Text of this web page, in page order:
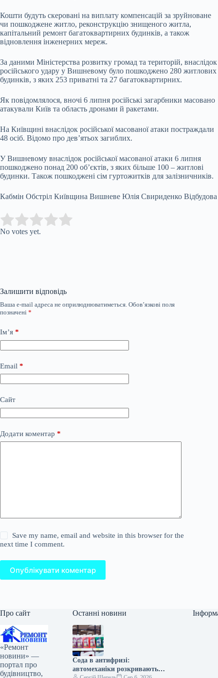
Кошти будуть скеровані на виплату компенсацій за зруйноване
чи пошкоджене житло, реконструкцію знищеного житла,
капітальний ремонт багатоквартирних будинків, а також
відновлення інженерних мереж.
За даними Міністерства розвитку громад та територій, внаслідок
російського удару у Вишневому було пошкоджено 280 житлових
будинків, з яких 253 приватні та 27 багатоквартирних.
Як повідомлялося, вночі 6 липня російські загарбники масовано
атакували Київ та область дронами й ракетами.
На Київщині внаслідок російської масованої атаки постраждали
48 осіб. Відомо про дев’ятьох загиблих.
У Вишневому внаслідок російської масованої атаки 6 липня
пошкоджено понад 200 об’єктів, з яких більше 100 – житлові
будинки. Також пошкоджені сім гуртожитків для залізничників.
Кабмін Обстріл Київщина Вишневе Юлія Свириденко Відбудова
Rate this item:
No votes yet.
Залишити відповідь
Ваша e-mail адреса не оприлюднюватиметься. Обов’язкові поля
позначені *
Ім’я *
Email *
Сайт
Додати коментар *
Save my name, email and website in this browser for the
next time I comment.
Опублікувати коментар
Про сайт
«Ремонт
новини» —
портал про
будівництво,
Останні новини
Сода в антифризі:
автомеханіки розкривають